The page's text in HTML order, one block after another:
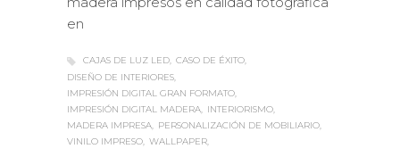
en
CAJAS DE LUZ LED CASO DE ÉXITO
DISEÑO DE INTERIORES
IMPRESIÓN DIGITAL GRAN FORMATO
IMPRESIÓN DIGITAL MADERA
INTERIORISMO
MADERA IMPRESA
PERSONALIZACIÓN DE MOBILIARIO
VINILO IMPRESO WALLPAPER